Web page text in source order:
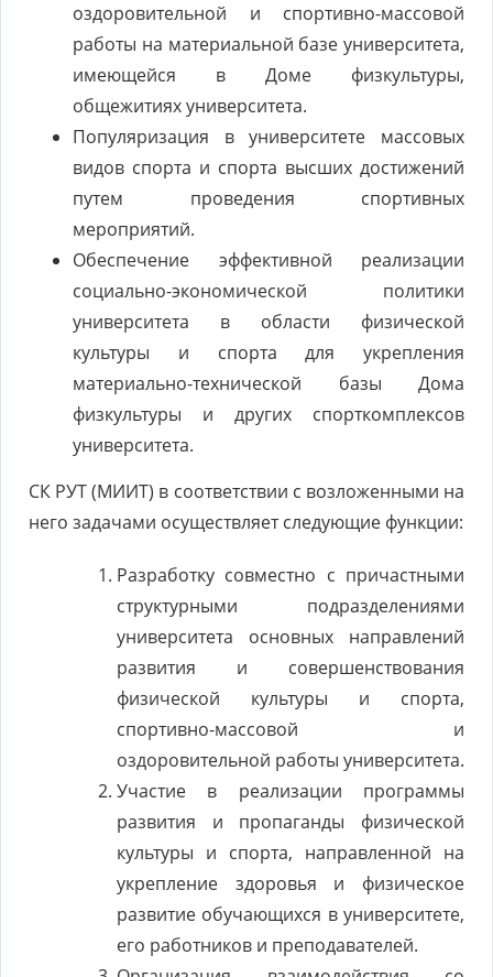
оздоровительной и спортивно-массовой
работы на материальной базе университета,
имеющейся в Доме физкультуры,
общежитиях университета.
Популяризация в университете массовых
видов спорта и спорта высших достижений
путем проведения спортивных
мероприятий.
Обеспечение эффективной реализации
социально-экономической политики
университета в области физической
культуры и спорта для укрепления
материально-технической базы Дома
физкультуры и других спорткомплексов
университета.
СК РУТ (МИИТ) в соответствии с возложенными на
него задачами осуществляет следующие функции:
Разработку совместно с причастными
структурными подразделениями
университета основных направлений
развития и совершенствования
физической культуры и спорта,
спортивно-массовой и
оздоровительной работы университета.
Участие в реализации программы
развития и пропаганды физической
культуры и спорта, направленной на
укрепление здоровья и физическое
развитие обучающихся в университете,
его работников и преподавателей.